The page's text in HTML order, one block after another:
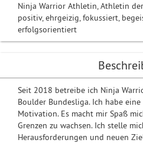
Ninja Warrior Athletin, Athletin
positiv, ehrgeizig, fokussiert,
erfolgsorientiert
Seit 2018 betreibe ich Ninja
Boulder Bundesliga. Ich habe
Motivation. Es macht mir Spaß
Grenzen zu wachsen. Ich stelle
Herausforderungen und neuen